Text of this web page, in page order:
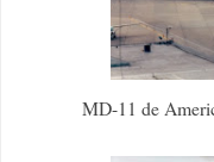
MD-11 de